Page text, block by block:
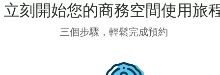
立刻開始您的商務空間使用旅
三個步驟，輕鬆完成預約